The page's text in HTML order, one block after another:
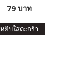
79 บาท
หยิบใส่ตะกร้า